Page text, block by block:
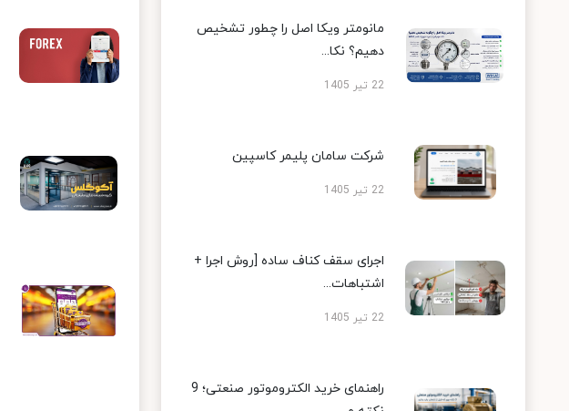
مانومتر ویکا اصل را چطور تشخیص
دهیم؟ نکا...
22 تیر 1405
شرکت سامان پلیمر کاسپین
22 تیر 1405
اجرای سقف کناف ساده [روش اجرا +
اشتباهات...
22 تیر 1405
راهنمای خرید الکتروموتور صنعتی؛ 9